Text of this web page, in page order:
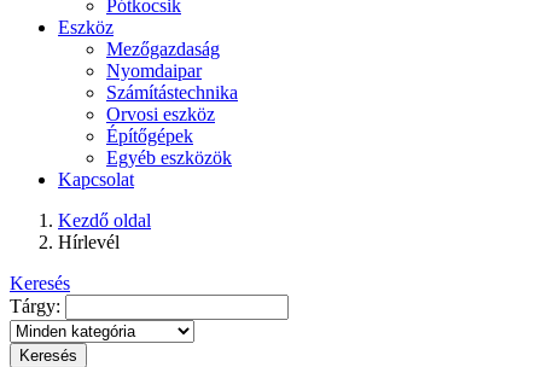
Pótkocsik
Eszköz
Mezőgazdaság
Nyomdaipar
Számítástechnika
Orvosi eszköz
Építőgépek
Egyéb eszközök
Kapcsolat
Kezdő oldal
Hírlevél
Keresés
Tárgy:
Keresés